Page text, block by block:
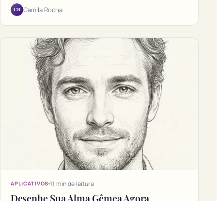
CR Camila Rocha
APLICATIVOS 11 min de leitura
Desenhe Sua Alma Gêmea Agora